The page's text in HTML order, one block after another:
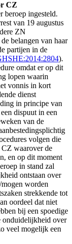
CZ
beroep ingesteld.
van 19 augustus
ZN
belangen van haar
partijen in de
).
omdat er op dit
lopen waarin
vonnis in kort
dienst
in principe van
dispuut in een
van de
volgen die
waarover de
en op dit moment
in stand zal
ontstaan over
worden
strekkende tot
oordeel dat niet
bij een spoedige
onduidelijkheid over
veel mogelijk een